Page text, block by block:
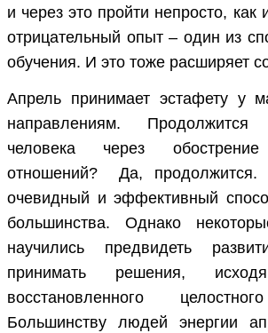
и через это пройти непросто, как
отрицательный опыт – один из
обучения. И это тоже расширяет
Апрель принимает эстафету у
направлениям.
человека через
отношений? Да, продолжится.
очевидный и эффективный
большинства. Однако
научились предвидеть
принимать решения,
восстановленного
Большинству людей энергии